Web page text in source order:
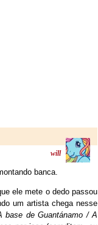
will
banca.
ele mete o dedo passou
um artista chega nesse
base de Guantánamo / A